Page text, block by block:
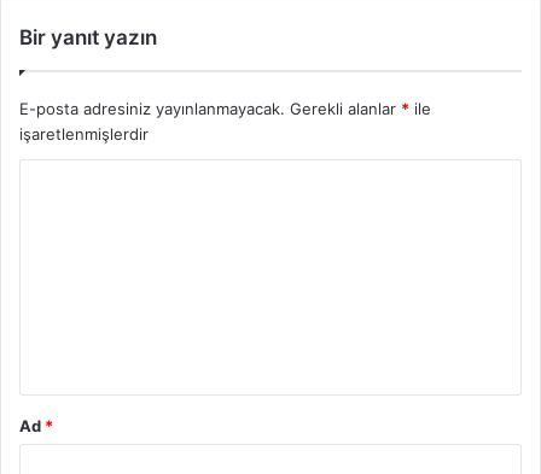
Bir yanıt yazın
E-posta adresiniz yayınlanmayacak. Gerekli alanlar * ile
işaretlenmişlerdir
Ad *